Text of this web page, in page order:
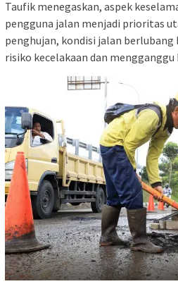
Taufik menegaskan, aspek
pengguna jalan menjadi prioritas
penghujan, kondisi jalan
risiko kecelakaan dan